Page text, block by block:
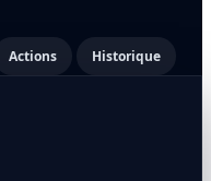
Actions Historique